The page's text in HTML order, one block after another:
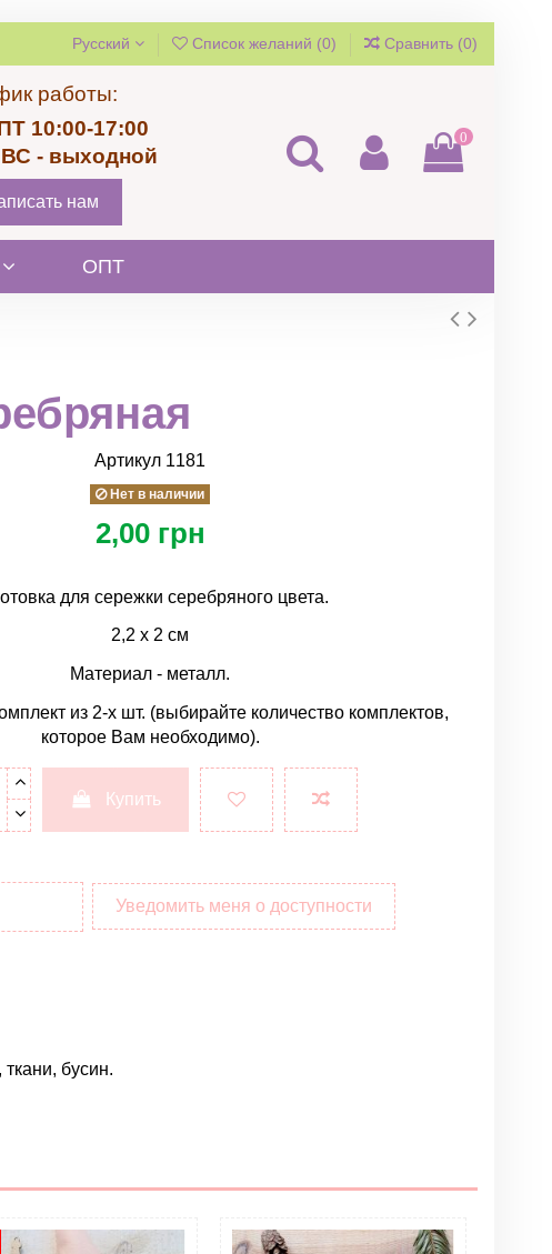
Русский Список желаний (0) Сравнить (0)
работы:
10:00-17:00
- выходной
нам
0
ОПТ
Артикул 1181
Нет в наличии
2,00 грн
для сережки серебряного цвета.
2,2 х 2 см
Материал - металл.
из 2-х шт. (выбирайте количество комплектов,
которое Вам необходимо).
Купить
Уведомить меня о доступности
бусин.